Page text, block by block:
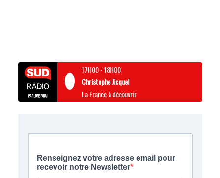
17H00-18H00
Christophe Jicquel
La France à découvrir